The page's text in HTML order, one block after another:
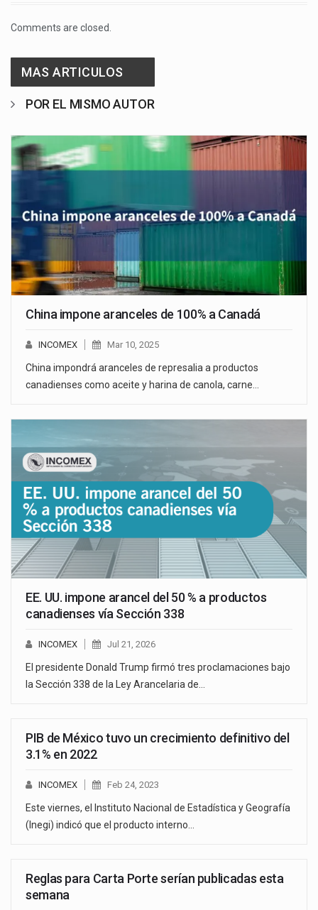
Comments are closed.
MAS ARTICULOS
POR EL MISMO AUTOR
China impone aranceles de 100% a Canadá
INCOMEX Mar 10, 2025
China impondrá aranceles de represalia a productos
canadienses como aceite y harina de canola, carne…
EE. UU. impone arancel del 50 % a productos
canadienses vía Sección 338
INCOMEX Jul 21, 2026
El presidente Donald Trump firmó tres proclamaciones bajo
la Sección 338 de la Ley Arancelaria de…
PIB de México tuvo un crecimiento definitivo del
3.1% en 2022
INCOMEX Feb 24, 2023
Este viernes, el Instituto Nacional de Estadística y Geografía
(Inegi) indicó que el producto interno…
Reglas para Carta Porte serían publicadas esta
semana